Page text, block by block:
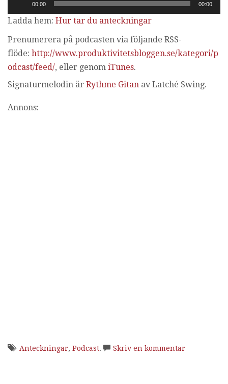
00:00 00:00
Ladda hem: Hur tar du anteckningar
Prenumerera på podcasten via följande RSS-
flöde: http://www.produktivitetsbloggen.se/kategori/p
odcast/feed/, eller genom iTunes.
Signaturmelodin är Rythme Gitan av Latché Swing.
Annons:
Anteckningar, Podcast. Skriv en kommentar